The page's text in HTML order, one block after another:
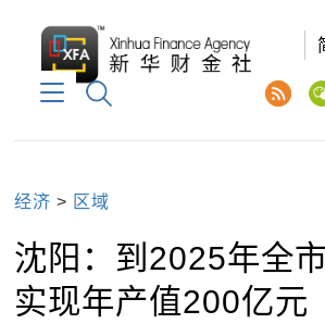
经济 > 区域
沈阳：到2025年全
实现年产值200亿元